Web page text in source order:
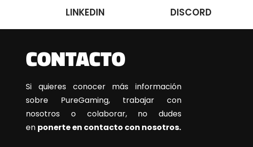
LINKEDIN DISCORD
CONTACTO
Si quieres conocer más información
sobre PureGaming, trabajar con
nosotros o colaborar, no dudes
en ponerte en contacto con nosotros.